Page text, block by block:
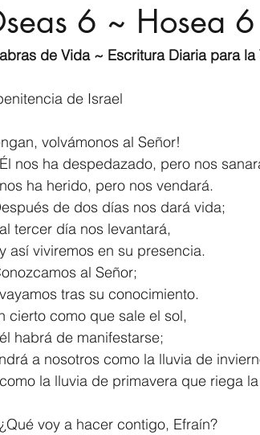
Philippians/Filipenses
James/Santiago 1 Peter/1 Pedro
3 John/3 Juan Revelation/Apocalipsis
6 ~ Hosea 6
de Vida ~ Escritura Diaria para la
de Israel
volvámonos al Señor!
Él nos ha despedazado, pero nos
     nos ha herido, pero nos vendará.
de dos días nos dará vida;
     al tercer día nos levantará,
     y así viviremos en su presencia.
al Señor;
     vayamos tras su conocimiento.
cierto como que sale el sol,
     él habrá de manifestarse;
a nosotros como la lluvia de
como la lluvia de primavera que riega la
voy a hacer contigo, Efraín?